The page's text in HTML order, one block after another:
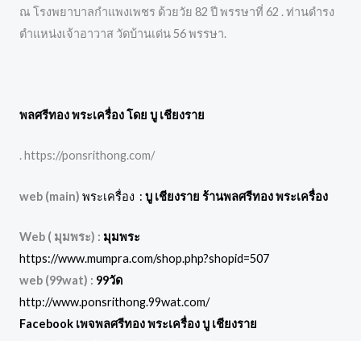
ณ โรงพยาบาลกำแพงเพชร ด้วยวัย 82 ปี พรรษาที่ 62 . ท่านดำรง
ตำแหน่งเจ้าอาวาส วัดบ้านเด่น 56 พรรษา.
พลศรีทอง พระเครื่อง โดย บู เชียงราย
. https://ponsrithong.com/
web (main) พระเครื่อง : บู เชียงราย ร้านพลศรีทอง พระเครื่อง
Web ( มุมพระ) : มุมพระ
https://www.mumpra.com/shop.php?shopid=507
web (99wat) : 99วัด
http://www.ponsrithong.99wat.com/
Facebook เพจพลศรีทอง พระเครื่อง บู เชียงราย